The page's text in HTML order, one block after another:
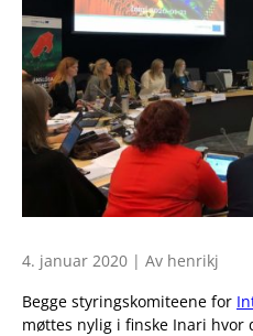
4. januar 2020 | Av henrikj
Begge styringskomiteene for
møttes nylig i finske Inari